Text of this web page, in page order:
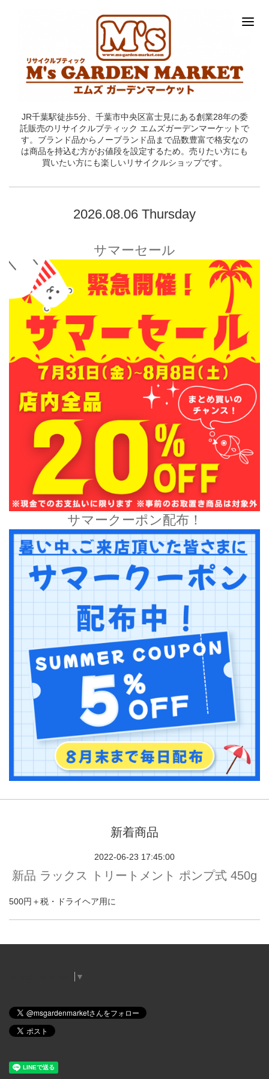
JR千葉駅徒歩5分、千葉市中央区富士見にある創業28年の委
託販売のリサイクルブティック エムズガーデンマーケットで
す。ブランド品からノーブランド品まで品数豊富で格安なの
は商品を持込む方がお値段を設定するため。売りたい方にも
買いたい方にも楽しいリサイクルショップです。
2026.08.06 Thursday
サマーセール
サマークーポン配布！
新着商品
2022-06-23 17:45:00
新品 ラックス トリートメント ポンプ式 450g
500円＋税・ドライヘア用に
▼